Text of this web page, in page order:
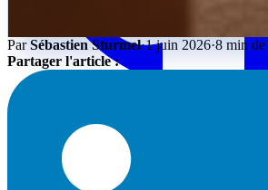
ParSébastien Sturmel·1 juin 2026·8 min
Partager l'article :